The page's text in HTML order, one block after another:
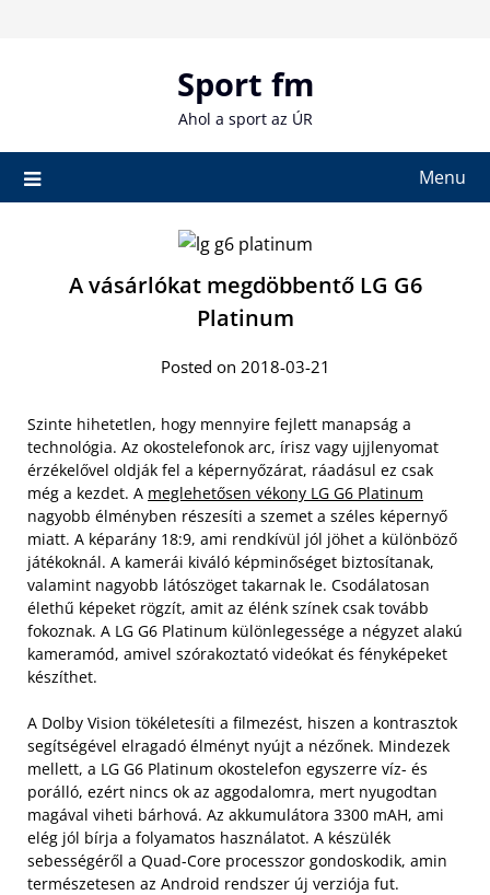
Sport fm
Ahol a sport az ÚR
Menu
A vásárlókat megdöbbentő LG G6
Platinum
Posted on 2018-03-21
Szinte hihetetlen, hogy mennyire fejlett manapság a
technológia. Az okostelefonok arc, írisz vagy ujjlenyomat
érzékelővel oldják fel a képernyőzárat, ráadásul ez csak
még a kezdet. A meglehetősen vékony LG G6 Platinum
nagyobb élményben részesíti a szemet a széles képernyő
miatt. A képarány 18:9, ami rendkívül jól jöhet a különböző
játékoknál. A kamerái kiváló képminőséget biztosítanak,
valamint nagyobb látószöget takarnak le. Csodálatosan
élethű képeket rögzít, amit az élénk színek csak tovább
fokoznak. A LG G6 Platinum különlegessége a négyzet alakú
kameramód, amivel szórakoztató videókat és fényképeket
készíthet.
A Dolby Vision tökéletesíti a filmezést, hiszen a kontrasztok
segítségével elragadó élményt nyújt a nézőnek. Mindezek
mellett, a LG G6 Platinum okostelefon egyszerre víz- és
porálló, ezért nincs ok az aggodalomra, mert nyugodtan
magával viheti bárhová. Az akkumulátora 3300 mAH, ami
elég jól bírja a folyamatos használatot. A készülék
sebességéről a Quad-Core processzor gondoskodik, amin
természetesen az Android rendszer új verziója fut.